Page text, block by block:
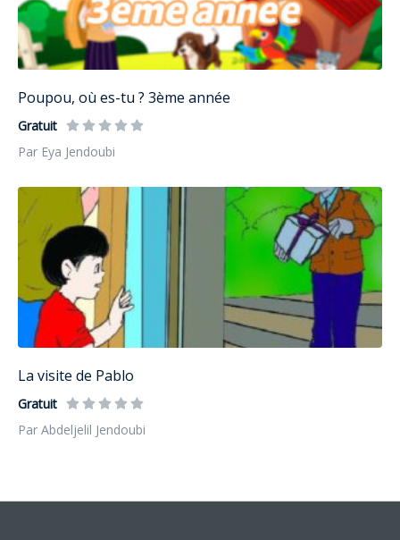
Poupou, où es-tu ? 3ème année
Gratuit
Par Eya Jendoubi
La visite de Pablo
Gratuit
Par Abdeljelil Jendoubi